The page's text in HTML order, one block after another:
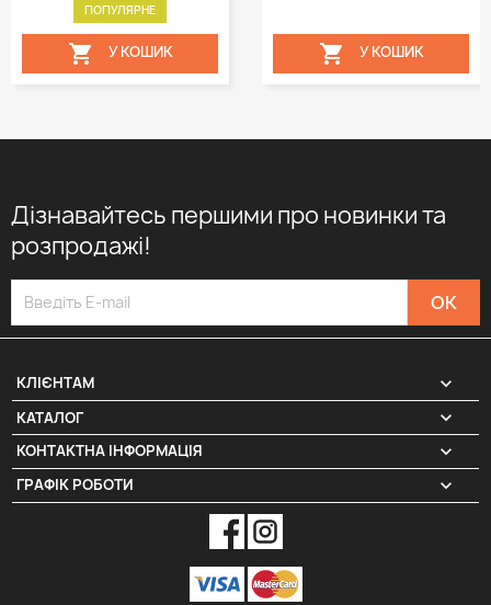
ПОПУЛЯРНЕ
 У КОШИК  У КОШИК
Дізнавайтесь першими про новинки та
розпродажі!
КЛІЄНТАМ 
КАТАЛОГ 
КОНТАКТНА ІНФОРМАЦІЯ keyboard_arrow_down
ГРАФІК РОБОТИ keyboard_arrow_down